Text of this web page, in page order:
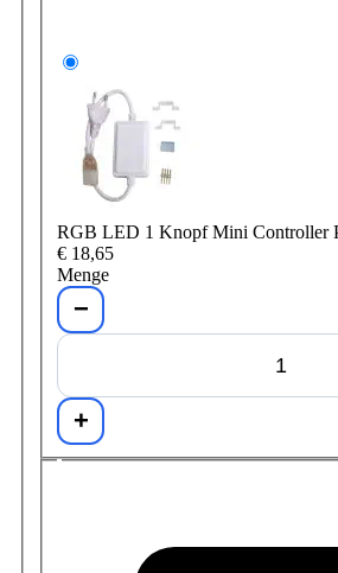
RGB LED 1 Knopf Mini Controller
€ 18,65
Menge
−
+